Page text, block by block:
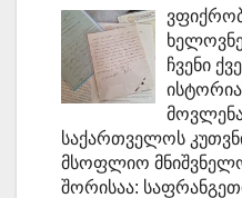
ჩვენი
საქართველოს
მსოფლიო
შორისაა: